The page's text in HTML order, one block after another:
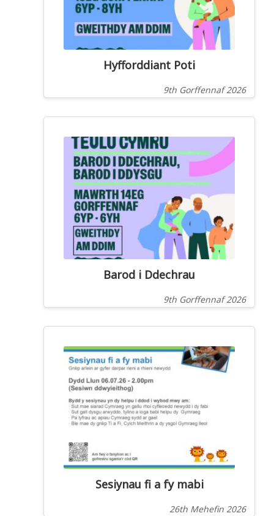
Hyfforddiant Poti
9th Gorffennaf 2026
Barod i Ddechrau
9th Gorffennaf 2026
Sesiynau fi a fy mabi
26th Mehefin 2026